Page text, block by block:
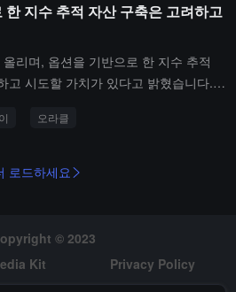
시행되며, 사용자는 현재 피드 상세 페
를 확인할 수 있으며, KGST/TRX 가
화되어 개방되었습니다. 앞으로 WINk
수 있는 오라클 인프라를 지속적으로
지수 추적 자산 구축은 고려하고
리며, 옵션을 기반으로 한 지수 추적
고 시도할 가치가 있다고 밝혔습니다.
변동으로 인한 급격하고 전 세계적인
날 수 있게 합니다.그 핵심 장점은 즉각
는데, 정기적으로 재조정이 필요하며,
은 또한, 반드시 실시간으로 답변을
오라클
로드하세요
© 2023
Kit
Privacy Policy